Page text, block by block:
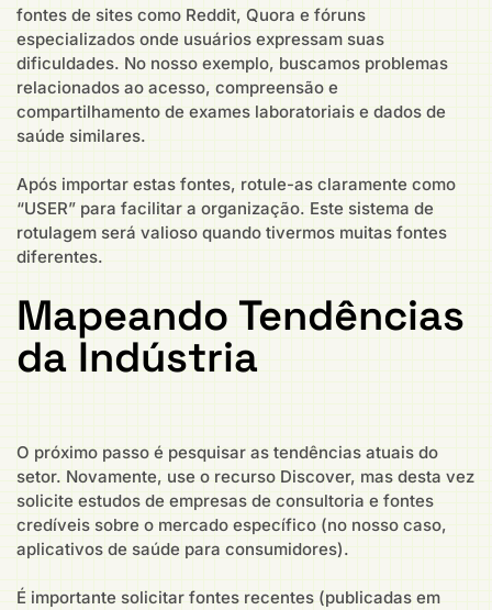
fontes de sites como Reddit, Quora e fóruns
especializados onde usuários expressam suas
dificuldades. No nosso exemplo, buscamos problemas
relacionados ao acesso, compreensão e
compartilhamento de exames laboratoriais e dados de
saúde similares.
Após importar estas fontes, rotule-as claramente como
“USER” para facilitar a organização. Este sistema de
rotulagem será valioso quando tivermos muitas fontes
diferentes.
Mapeando Tendências
da Indústria
O próximo passo é pesquisar as tendências atuais do
setor. Novamente, use o recurso Discover, mas desta vez
solicite estudos de empresas de consultoria e fontes
credíveis sobre o mercado específico (no nosso caso,
aplicativos de saúde para consumidores).
É importante solicitar fontes recentes (publicadas em